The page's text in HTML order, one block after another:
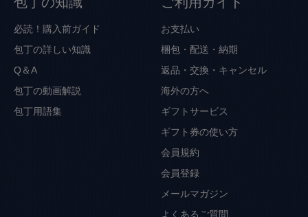
必読！購入前ガイド
包丁の詳しい知識
Q＆A
包丁の動画解説
包丁用語集
お支払い
梱包・配送・納期
返品・交換・キャンセル
海外の方へ
ギフトサービス
ギフト券の使い方
会員規約
会員登録
メールマガジン
よくあるご質問